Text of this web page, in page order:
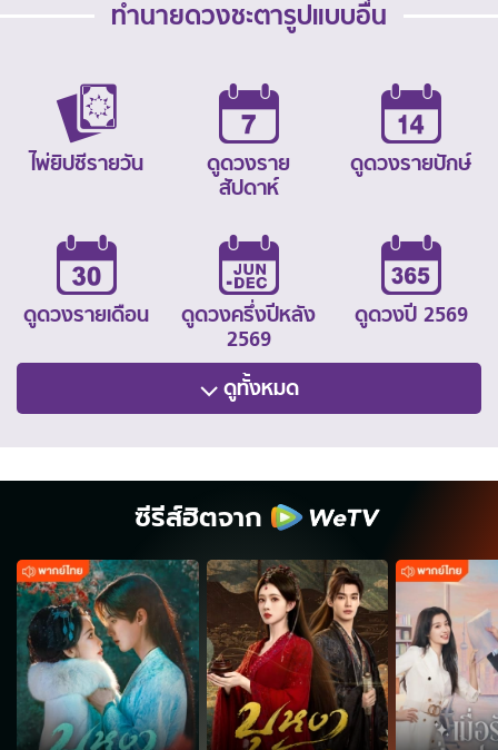
ทำนายดวงชะตารูปแบบอื่น
ไพ่ยิปซีรายวัน
ดูดวงราย
สัปดาห์
ดูดวงรายปักษ์
ดูดวงรายเดือน
ดูดวงครึ่งปีหลัง
2569
ดูดวงปี 2569
ดูทั้งหมด
ซีรีส์ฮิตจาก